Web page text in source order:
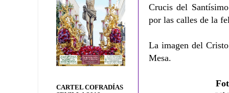
Crucis del
por las calles de la
La imagen del
Mesa.
CARTEL COFRADÍAS